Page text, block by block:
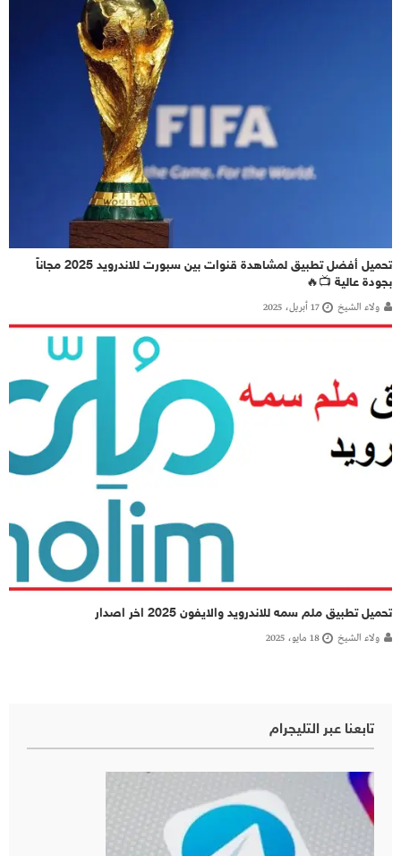
تحميل أفضل تطبيق لمشاهدة قنوات بين سبورت للاندرويد 2025 مجاناً
بجودة عالية 📺🔥
ولاء الشيخ 17 أبريل، 2025
تحميل تطبيق ملم سمه للاندرويد والايفون 2025 اخر اصدار
ولاء الشيخ 18 مايو، 2025
تابعنا عبر التليجرام